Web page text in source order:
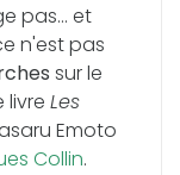
pas... et
n'est pas
sur le
livre Les
Emoto
Collin.